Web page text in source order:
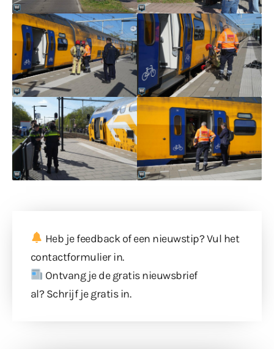
Heb je feedback of een nieuwstip? Vul het
contactformulierin.
Ontvang je de gratis nieuwsbrief
al? Schrijf je gratis in.